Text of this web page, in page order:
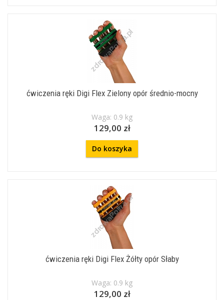
ćwiczenia ręki Digi Flex Zielony opór średnio-mocny
Waga: 0.9 kg
129,00 zł
Do koszyka
ćwiczenia ręki Digi Flex Żółty opór Słaby
Waga: 0.9 kg
129,00 zł